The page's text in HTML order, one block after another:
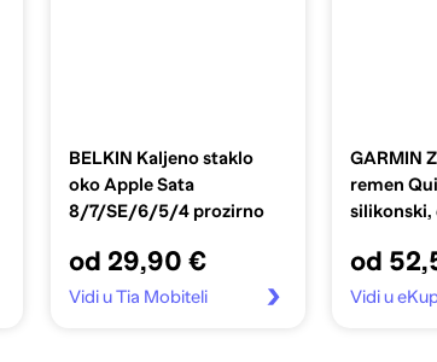
BELKIN Kaljeno staklo
oko Apple Sata
8/7/SE/6/5/4 prozirno
od 29,90 €
Vidi u Tia Mobiteli
GARMIN
remen
silikonski,
od
Vidi u